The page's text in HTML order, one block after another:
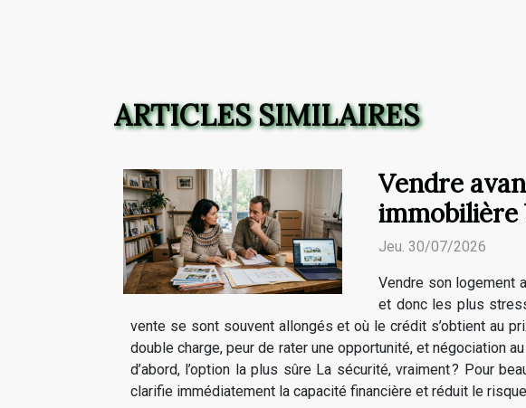
ARTICLES SIMILAIRES
Vendre
immobilière
Jeu. 30/07/2026
Vendre son logement
et donc les plus
vente se sont souvent allongés et où le crédit s’obtient au
double charge, peur de rater une opportunité, et négociation
d’abord, l’option la plus sûre La sécurité, vraiment ? Pour
clarifie immédiatement la capacité financière et réduit le